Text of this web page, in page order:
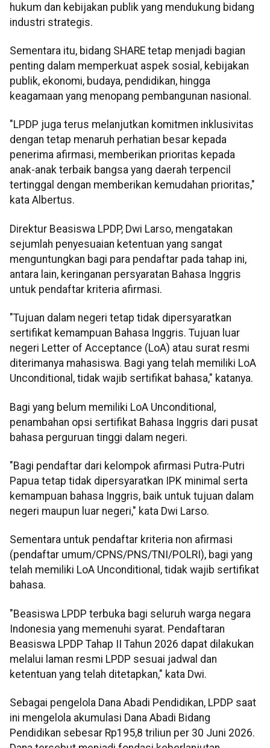
hukum dan kebijakan publik yang mendukung bidang
industri strategis.
Sementara itu, bidang SHARE tetap menjadi bagian
penting dalam memperkuat aspek sosial, kebijakan
publik, ekonomi, budaya, pendidikan, hingga
keagamaan yang menopang pembangunan nasional.
"LPDP juga terus melanjutkan komitmen inklusivitas
dengan tetap menaruh perhatian besar kepada
penerima afirmasi, memberikan prioritas kepada
anak-anak terbaik bangsa yang daerah terpencil
tertinggal dengan memberikan kemudahan prioritas,"
kata Albertus.
Direktur Beasiswa LPDP, Dwi Larso, mengatakan
sejumlah penyesuaian ketentuan yang sangat
menguntungkan bagi para pendaftar pada tahap ini,
antara lain, keringanan persyaratan Bahasa Inggris
untuk pendaftar kriteria afirmasi.
"Tujuan dalam negeri tetap tidak dipersyaratkan
sertifikat kemampuan Bahasa Inggris. Tujuan luar
negeri Letter of Acceptance (LoA) atau surat resmi
diterimanya mahasiswa. Bagi yang telah memiliki LoA
Unconditional, tidak wajib sertifikat bahasa," katanya.
Bagi yang belum memiliki LoA Unconditional,
penambahan opsi sertifikat Bahasa Inggris dari pusat
bahasa perguruan tinggi dalam negeri.
"Bagi pendaftar dari kelompok afirmasi Putra-Putri
Papua tetap tidak dipersyaratkan IPK minimal serta
kemampuan bahasa Inggris, baik untuk tujuan dalam
negeri maupun luar negeri," kata Dwi Larso.
Sementara untuk pendaftar kriteria non afirmasi
(pendaftar umum/CPNS/PNS/TNI/POLRI), bagi yang
telah memiliki LoA Unconditional, tidak wajib sertifikat
bahasa.
"Beasiswa LPDP terbuka bagi seluruh warga negara
Indonesia yang memenuhi syarat. Pendaftaran
Beasiswa LPDP Tahap II Tahun 2026 dapat dilakukan
melalui laman resmi LPDP sesuai jadwal dan
ketentuan yang telah ditetapkan," kata Dwi.
Sebagai pengelola Dana Abadi Pendidikan, LPDP saat
ini mengelola akumulasi Dana Abadi Bidang
Pendidikan sebesar Rp195,8 triliun per 30 Juni 2026.